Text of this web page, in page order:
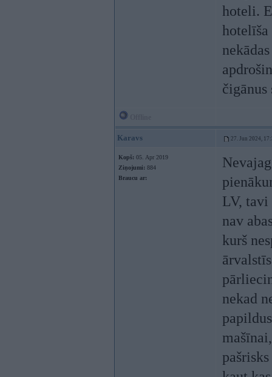
hoteli.
hotelīša
Karavs 27. Jun 2024,
Kopš: 05. Apr 2019
Ziņojumi: 884
Braucu ar:
LV, tavi
nav
kurš
nekad